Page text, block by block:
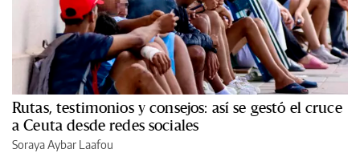
Rutas, testimonios y consejos: así se gestó el cruce
a Ceuta desde redes sociales
Soraya Aybar Laafou